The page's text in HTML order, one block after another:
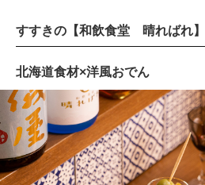
すすきの【和飲食堂 晴ればれ
北海道食材×洋風おでん